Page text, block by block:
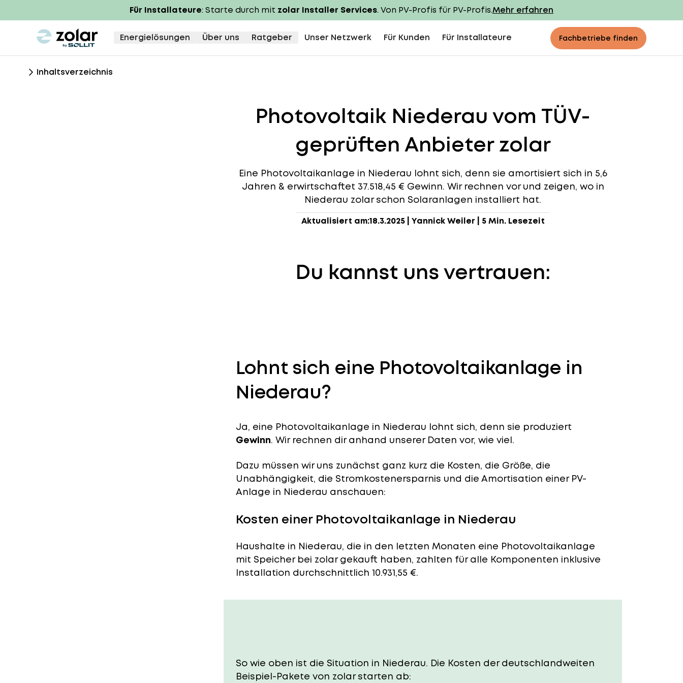
Für Installateure: Starte durch mit zolar Installer Services. Von PV-Profis für PV-Profis.Mehr erfahren
zolar logo Energielösungen Über uns Ratgeber Unser Netzwerk Für Kunden Für Installateure Fachbetriebe finden
Inhaltsverzeichnis
Photovoltaik Niederau vom TÜV-
geprüften Anbieter zolar
Eine Photovoltaikanlage in Niederau lohnt sich, denn sie amortisiert sich in 5,6
Jahren & erwirtschaftet 37.518,45 € Gewinn. Wir rechnen vor und zeigen, wo in
Niederau zolar schon Solaranlagen installiert hat.
Aktualisiert am:18.3.2025| Yannick Weiler 5 Min. Lesezeit
Du kannst uns vertrauen:
Lohnt sich eine Photovoltaikanlage in
Niederau?
Ja, eine Photovoltaikanlage in Niederau lohnt sich, denn sie produziert
Gewinn. Wir rechnen dir anhand unserer Daten vor, wie viel.
Dazu müssen wir uns zunächst ganz kurz die Kosten, die Größe, die
Unabhängigkeit, die Stromkostenersparnis und die Amortisation einer PV-
Anlage in Niederau anschauen:
Kosten einer Photovoltaikanlage in Niederau
Haushalte in Niederau, die in den letzten Monaten eine Photovoltaikanlage
mit Speicher bei zolar gekauft haben, zahlten für alle Komponenten inklusive
Installation durchschnittlich 10.931,55 €.
So wie oben ist die Situation in Niederau. Die Kosten der deutschlandweiten
Beispiel-Pakete von zolar starten ab: